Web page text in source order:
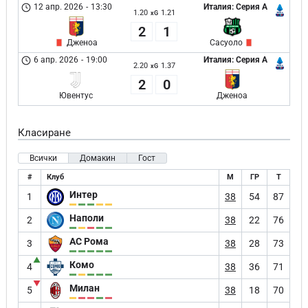
Италия: Серия А
12 апр. 2026 - 13:30
Дженоа
1.20 xG 1.21
2 1
Сасуоло
Италия: Серия А
6 апр. 2026 - 19:00
Ювентус
2.20 xG 1.37
2 0
Дженоа
Класиране
Всички Домакин Гост
# Клуб М ГР Т
1 Интер 38 54 87
2 Наполи 38 22 76
3 АС Рома 38 28 73
4
▲ Комо 38 36 71
5
▼ Милан 38 18
70